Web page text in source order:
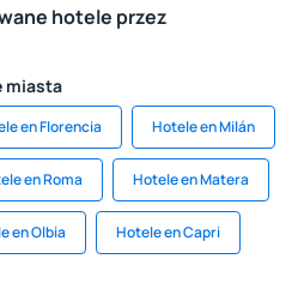
hotele przez
miasta
en Florencia Hotele en Milán
en Roma Hotele en Matera
en Olbia Hotele en Capri